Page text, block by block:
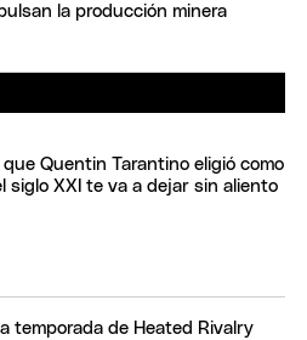
la producción minera
que Quentin Tarantino eligió como
siglo XXI te va a dejar sin aliento
temporada de Heated Rivalry